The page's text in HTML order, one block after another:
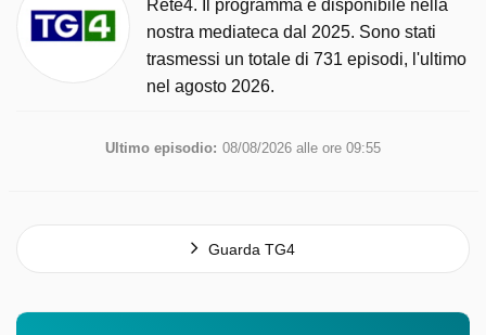
Rete4. Il programma è disponibile nella
nostra mediateca dal 2025. Sono stati
trasmessi un totale di 731 episodi, l'ultimo
nel agosto 2026.
Ultimo episodio: 08/08/2026 alle ore 09:55
Guarda TG4